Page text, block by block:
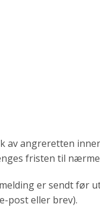
av angreretten
fristen til
er sendt før
post eller brev).